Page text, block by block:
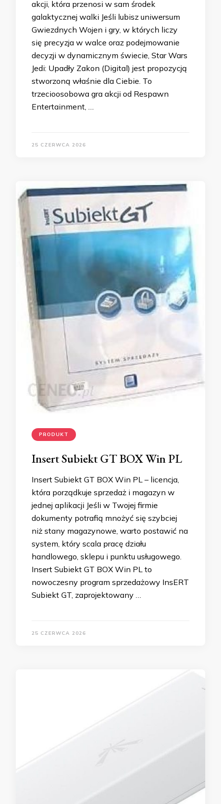
akcji, która przenosi w sam środek
galaktycznej walki Jeśli lubisz uniwersum
Gwiezdnych Wojen i gry, w których liczy
się precyzja w walce oraz podejmowanie
decyzji w dynamicznym świecie, Star Wars
Jedi: Upadły Zakon (Digital) jest propozycją
stworzoną właśnie dla Ciebie. To
trzecioosobowa gra akcji od Respawn
Entertainment, …
25 CZERWCA 2026
PRODUKT
Insert Subiekt GT BOX Win PL
Insert Subiekt GT BOX Win PL – licencja,
która porządkuje sprzedaż i magazyn w
jednej aplikacji Jeśli w Twojej firmie
dokumenty potrafią mnożyć się szybciej
niż stany magazynowe, warto postawić na
system, który scala pracę działu
handlowego, sklepu i punktu usługowego.
Insert Subiekt GT BOX Win PL to
nowoczesny program sprzedażowy InsERT
Subiekt GT, zaprojektowany …
25 CZERWCA 2026